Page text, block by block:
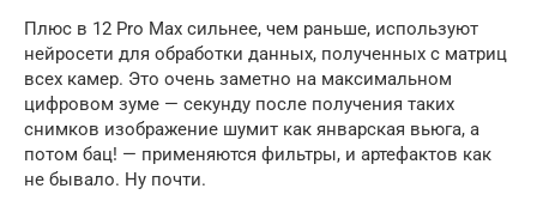
Плюс в 12 Pro Max сильнее, чем раньше, используют
нейросети для обработки данных, полученных с матриц
всех камер. Это очень заметно на максимальном
цифровом зуме — секунду после получения таких
снимков изображение шумит как январская вьюга, а
потом бац! — применяются фильтры, и артефактов как
не бывало. Ну почти.